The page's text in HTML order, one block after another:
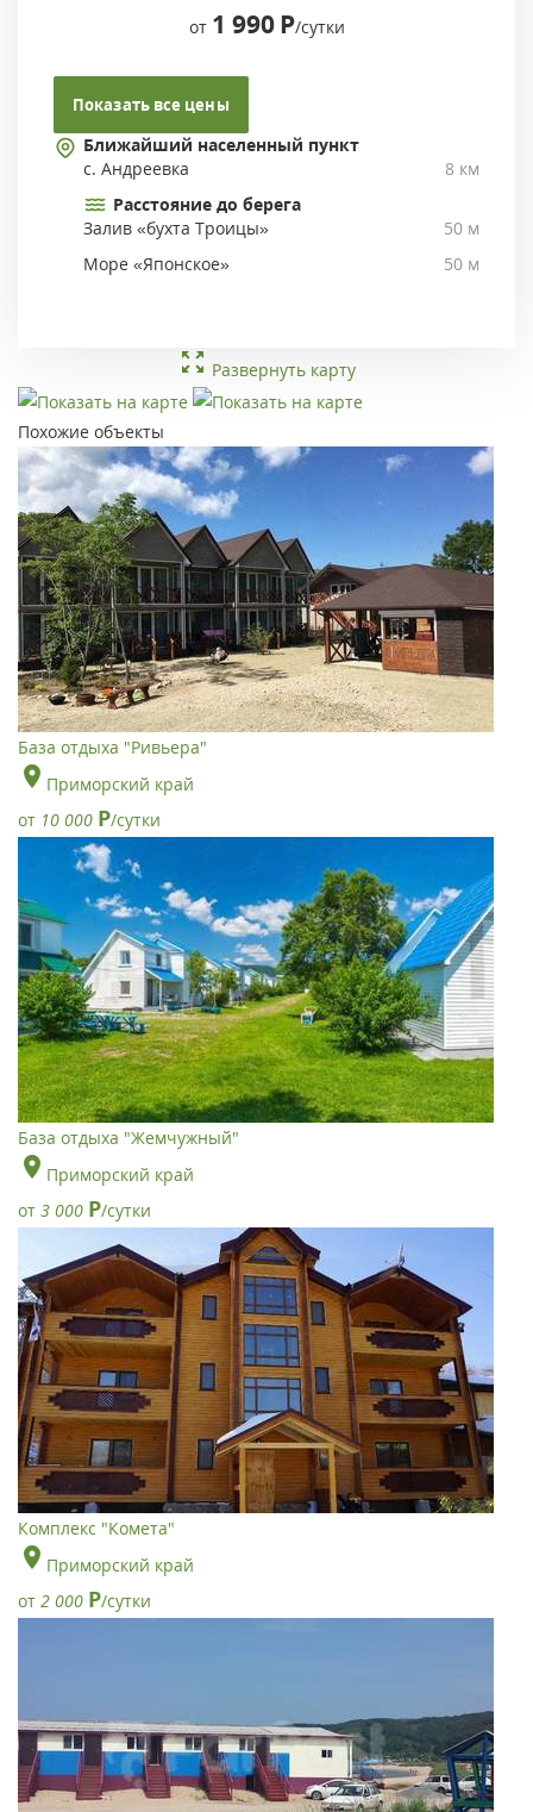
от 1 990 Р/сутки
Показать все цены
Ближайший населенный пункт
с. Андреевка
8 км
Расстояние до берега
Залив «бухта Троицы»
50 м
Море «Японское»
50 м
Развернуть карту
Похожие объекты
База отдыха "Ривьера"
Приморский край
от 10 000 Р/сутки
База отдыха "Жемчужный"
Приморский край
от 3 000 Р/сутки
Комплекс "Комета"
Приморский край
от 2 000 Р/сутки